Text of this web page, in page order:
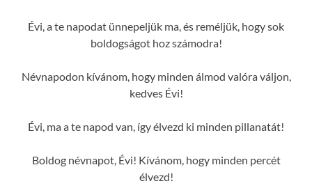
Évi, a te napodat ünnepeljük ma, és reméljük, hogy sok
boldogságot hoz számodra!
Névnapodon kívánom, hogy minden álmod valóra váljon,
kedves Évi!
Évi, ma a te napod van, így élvezd ki minden pillanatát!
Boldog névnapot, Évi! Kívánom, hogy minden percét
élvezd!